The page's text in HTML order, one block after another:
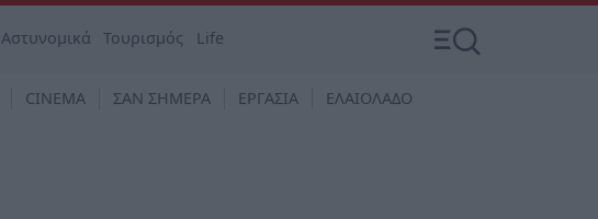
Αστυνομικά Τουρισμός Life
CINEMA ΣΑΝ ΣΗΜΕΡΑ ΕΡΓΑΣΙΑ ΕΛΑΙΟΛΑΔΟ